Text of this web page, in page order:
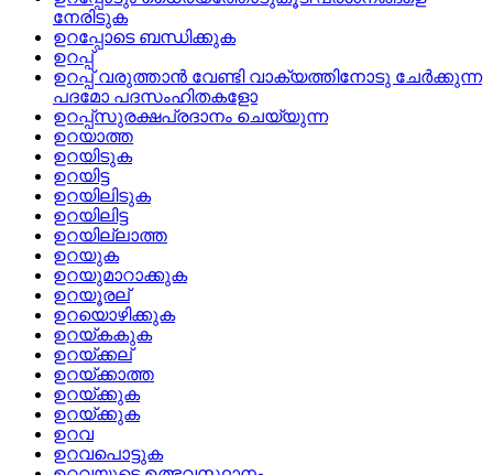
നേരിടുക
ഉറപ്പോടെ ബന്ധിക്കുക
ഉറപ്പ്
ഉറപ്പ്‌ വരുത്താന്‍ വേണ്ടി വാക്യത്തിനോടു ചേര്‍ക്കുന്ന
പദമോ പദസംഹിതകളോ
ഉറപ്പ്സുരക്ഷപ്രദാനം ചെയ്യുന്ന
ഉറയാത്ത
ഉറയിടുക
ഉറയിട്ട
ഉറയിലിടുക
ഉറയിലിട്ട
ഉറയില്ലാത്ത
ഉറയുക
ഉറയുമാറാക്കുക
ഉറയൂരല്
ഉറയൊഴിക്കുക
ഉറയ്‌കകുക
ഉറയ്‌ക്കല്
ഉറയ്‌ക്കാത്ത
ഉറയ്ക്കുക
ഉറയ്‌ക്കുക
ഉറവ
ഉറവപൊട്ടുക